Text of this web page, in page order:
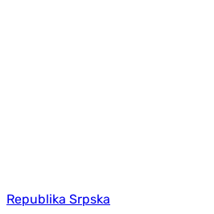
Republika Srpska